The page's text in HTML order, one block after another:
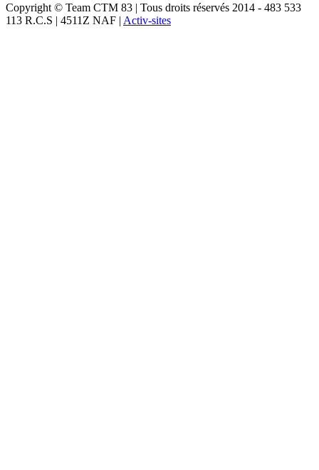
Copyright © Team CTM 83 | Tous droits réservés 2014 - 483 533
113 R.C.S | 4511Z NAF | Activ-sites